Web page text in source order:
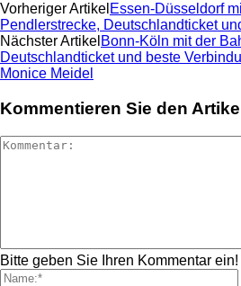
Vorheriger Artikel Essen-Düsseldorf
Pendlerstrecke, Deutschlandticket
Nächster Artikel Bonn-Köln mit der
Deutschlandticket und beste
Monice Meidel
Kommentieren Sie den
Bitte geben Sie Ihren Kommentar ein!